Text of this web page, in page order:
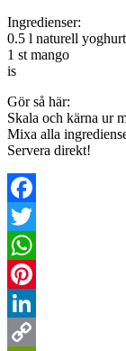
Ingredienser:
0.5 l naturell yoghurt
1 st mango
is
Gör så här:
Skala och kärna ur
Mixa alla
Servera direkt!
Facebook
Twitter
WhatsApp
Pinterest
LinkedIn